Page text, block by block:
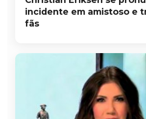
incidente em amistoso e
fãs